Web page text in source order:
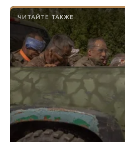
ЧИТАЙТЕ ТАКЖЕ